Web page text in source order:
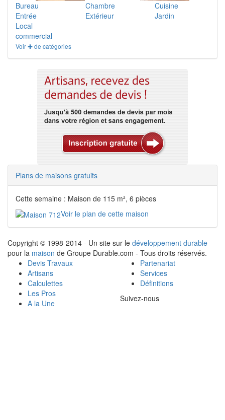
Bureau Chambre
Cuisine
Entrée
Extérieur
Jardin
Local
commercial
Voir ✚ de catégories
Plans de maisons gratuits
Cette semaine : Maison de 115 m², 6 pièces
Voir le plan de cette maison
Copyright © 1998-2014 - Un site sur le développement durable
pour la maison de Groupe Durable.com - Tous droits réservés.
Devis Travaux
Artisans
Calculettes
Les Pros
A la Une
Partenariat
Services
Définitions
Suivez-nous